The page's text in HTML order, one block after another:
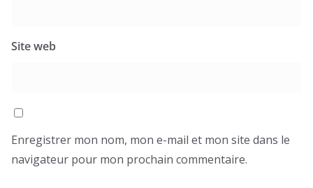
Site web
Enregistrer mon nom, mon e-mail et mon site dans le
navigateur pour mon prochain commentaire.